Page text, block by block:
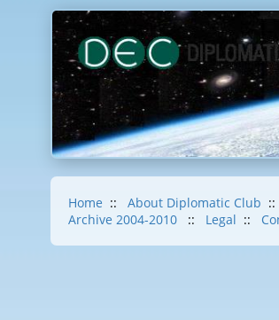
Home :: About Diplomatic Club ::
Archive 2004-2010
:: Legal ::